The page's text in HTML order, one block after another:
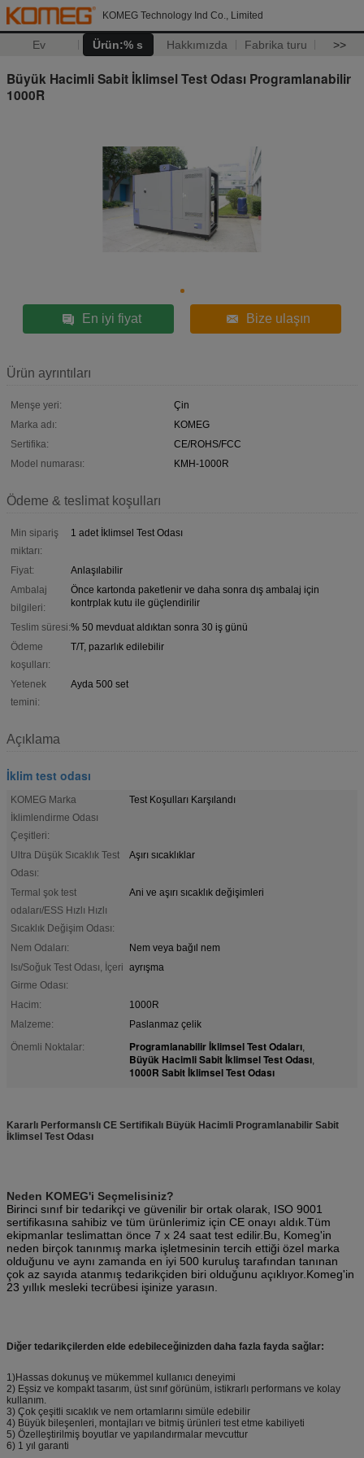
KOMEG Technology Ind Co., Limited
Ev Ürün:% s Hakkımızda Fabrika turu >>
Büyük Hacimli Sabit İklimsel Test Odası Programlanabilir
1000R
En iyi fiyat Bize ulaşın
Ürün ayrıntıları
Menşe yeri:
Çin
Marka adı:
KOMEG
Sertifika:
CE/ROHS/FCC
Model numarası:
KMH-1000R
Ödeme & teslimat koşulları
Min sipariş
miktarı:
1 adet İklimsel Test Odası
Fiyat:
Anlaşılabilir
Ambalaj
bilgileri:
Önce kartonda paketlenir ve daha sonra dış ambalaj için
kontrplak kutu ile güçlendirilir
Teslim süresi:% 50 mevduat aldıktan sonra 30 iş günü
Ödeme
koşulları:
T/T, pazarlık edilebilir
Yetenek
temini:
Ayda 500 set
Açıklama
İklim test odası
KOMEG Marka
İklimlendirme Odası
Çeşitleri:
Test Koşulları Karşılandı
Ultra Düşük Sıcaklık Test
Odası:
Aşırı sıcaklıklar
Termal şok test
odaları/ESS Hızlı Hızlı
Sıcaklık Değişim Odası:
Ani ve aşırı sıcaklık değişimleri
Nem Odaları:
Nem veya bağıl nem
Isı/Soğuk Test Odası, İçeri
Girme Odası:
ayrışma
Hacim:
1000R
Malzeme:
Paslanmaz çelik
Önemli Noktalar:
Programlanabilir İklimsel Test Odaları,
Büyük Hacimli Sabit İklimsel Test Odası,
1000R Sabit İklimsel Test Odası
Kararlı Performanslı CE Sertifikalı Büyük Hacimli Programlanabilir Sabit
İklimsel Test Odası
Neden KOMEG'i Seçmelisiniz?
Birinci sınıf bir tedarikçi ve güvenilir bir ortak olarak, ISO 9001
sertifikasına sahibiz ve tüm ürünlerimiz için CE onayı aldık.Tüm
ekipmanlar teslimattan önce 7 x 24 saat test edilir.Bu, Komeg'in
neden birçok tanınmış marka işletmesinin tercih ettiği özel marka
olduğunu ve aynı zamanda en iyi 500 kuruluş tarafından tanınan
çok az sayıda atanmış tedarikçiden biri olduğunu açıklıyor.Komeg'in
23 yıllık mesleki tecrübesi işinize yarasın.
Diğer tedarikçilerden elde edebileceğinizden daha fazla fayda sağlar:
1)Hassas dokunuş ve mükemmel kullanıcı deneyimi
2) Eşsiz ve kompakt tasarım, üst sınıf görünüm, istikrarlı performans ve kolay
kullanım.
3) Çok çeşitli sıcaklık ve nem ortamlarını simüle edebilir
4) Büyük bileşenleri, montajları ve bitmiş ürünleri test etme kabiliyeti
5) Özelleştirilmiş boyutlar ve yapılandırmalar mevcuttur
6) 1 yıl garanti